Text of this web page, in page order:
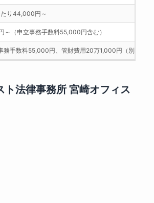
り44,000円～
～（申立事務手数料55,000円含む）
務手数料55,000円、管財費用20万1,000円（別途）
ト法律事務所 宮崎オフィス